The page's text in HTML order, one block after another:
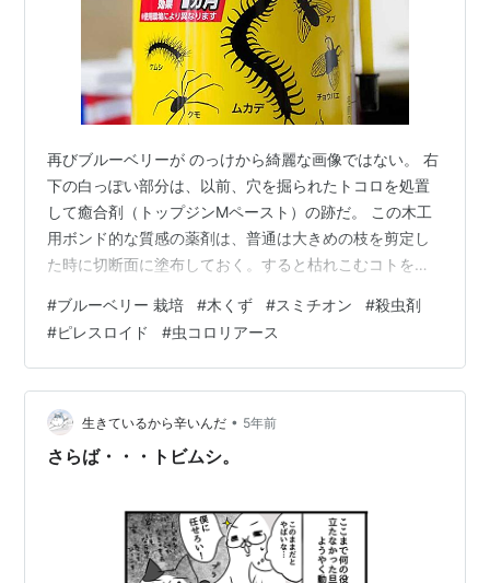
再びブルーベリーが のっけから綺麗な画像ではない。 右
下の白っぽい部分は、以前、穴を掘られたトコロを処置
して癒合剤（トップジンMペースト）の跡だ。 この木工
用ボンド的な質感の薬剤は、普通は大きめの枝を剪定し
た時に切断面に塗布しておく。すると枯れこむコトを緩
げ、傷んだ部分を除去してスミチオンをスポイト注入し
たのが前回の処置だったが、後処理として、開けられた
穴の中にトップジンを注入しておいたのだ。 だが後日、
たっぷりと注入したものの殆どが流れ出してしまっ
た・・・その跡が、この白い部分である。 ふと思うのだ
が、こういう穴には漆を注入しておけばいいんだろ…
#ブルーベリー 栽培 #木くず #スミチオン #殺虫剤
#ピレスロイド #虫コロリアース
生きているから辛いんだ • 5年前
さらば・・・トビムシ。